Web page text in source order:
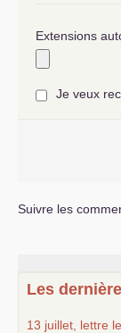
Extensions
Je veux
Suivre les
Les
13 juillet, lettre